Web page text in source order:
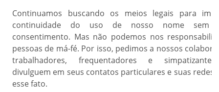
Continuamos buscando os meios legais para
continuidade do uso de nosso nome sem
consentimento. Mas não podemos nos
pessoas de má-fé. Por isso, pedimos a nossos
trabalhadores, frequentadores e
divulguem em seus contatos particulares e suas redes
esse fato.